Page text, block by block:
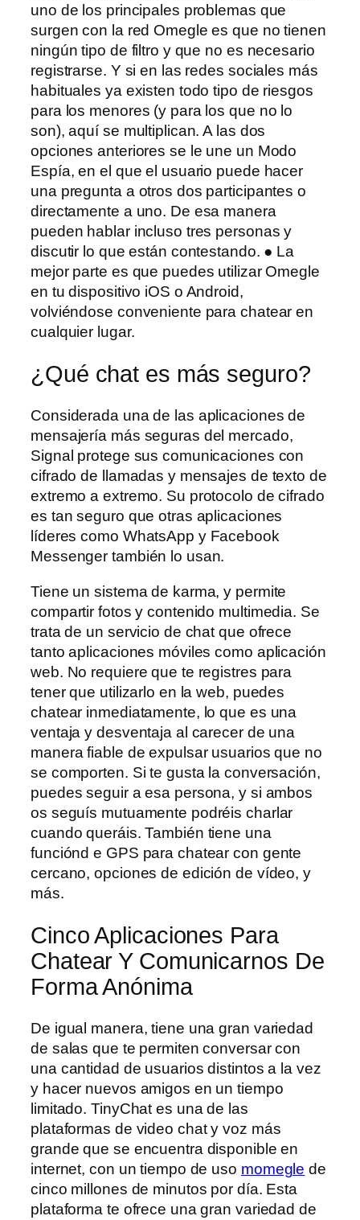
uno de los principales problemas que
surgen con la red Omegle es que no tienen
ningún tipo de filtro y que no es necesario
registrarse. Y si en las redes sociales más
habituales ya existen todo tipo de riesgos
para los menores (y para los que no lo
son), aquí se multiplican. A las dos
opciones anteriores se le une un Modo
Espía, en el que el usuario puede hacer
una pregunta a otros dos participantes o
directamente a uno. De esa manera
pueden hablar incluso tres personas y
discutir lo que están contestando. ● La
mejor parte es que puedes utilizar Omegle
en tu dispositivo iOS o Android,
volviéndose conveniente para chatear en
cualquier lugar.
¿Qué chat es más seguro?
Considerada una de las aplicaciones de
mensajería más seguras del mercado,
Signal protege sus comunicaciones con
cifrado de llamadas y mensajes de texto de
extremo a extremo. Su protocolo de cifrado
es tan seguro que otras aplicaciones
líderes como WhatsApp y Facebook
Messenger también lo usan.
Tiene un sistema de karma, y permite
compartir fotos y contenido multimedia. Se
trata de un servicio de chat que ofrece
tanto aplicaciones móviles como aplicación
web. No requiere que te registres para
tener que utilizarlo en la web, puedes
chatear inmediatamente, lo que es una
ventaja y desventaja al carecer de una
manera fiable de expulsar usuarios que no
se comporten. Si te gusta la conversación,
puedes seguir a esa persona, y si ambos
os seguís mutuamente podréis charlar
cuando queráis. También tiene una
funciónd e GPS para chatear con gente
cercano, opciones de edición de vídeo, y
más.
Cinco Aplicaciones Para
Chatear Y Comunicarnos De
Forma Anónima
De igual manera, tiene una gran variedad
de salas que te permiten conversar con
una cantidad de usuarios distintos a la vez
y hacer nuevos amigos en un tiempo
limitado. TinyChat es una de las
plataformas de video chat y voz más
grande que se encuentra disponible en
internet, con un tiempo de uso momegle de
cinco millones de minutos por día. Esta
plataforma te ofrece una gran variedad de